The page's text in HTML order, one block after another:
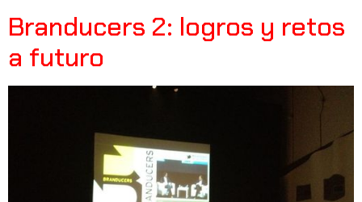
Branducers 2: logros y retos
a futuro